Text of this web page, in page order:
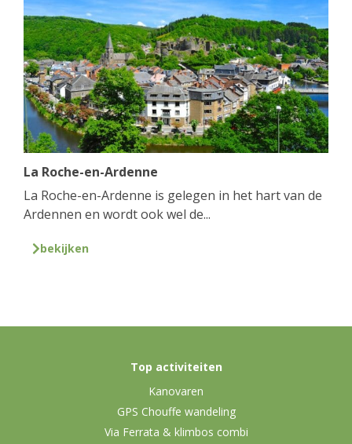
La Roche-en-Ardenne
La Roche-en-Ardenne is gelegen in het hart van de
Ardennen en wordt ook wel de...
bekijken
Top activiteiten
Kanovaren
GPS Chouffe wandeling
Via Ferrata & klimbos combi